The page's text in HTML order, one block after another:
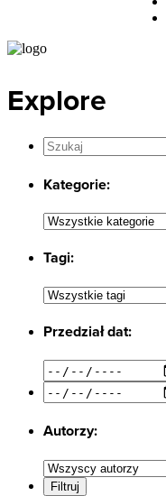
Explore
Kategorie:
Tagi:
Przedział dat:
Autorzy: